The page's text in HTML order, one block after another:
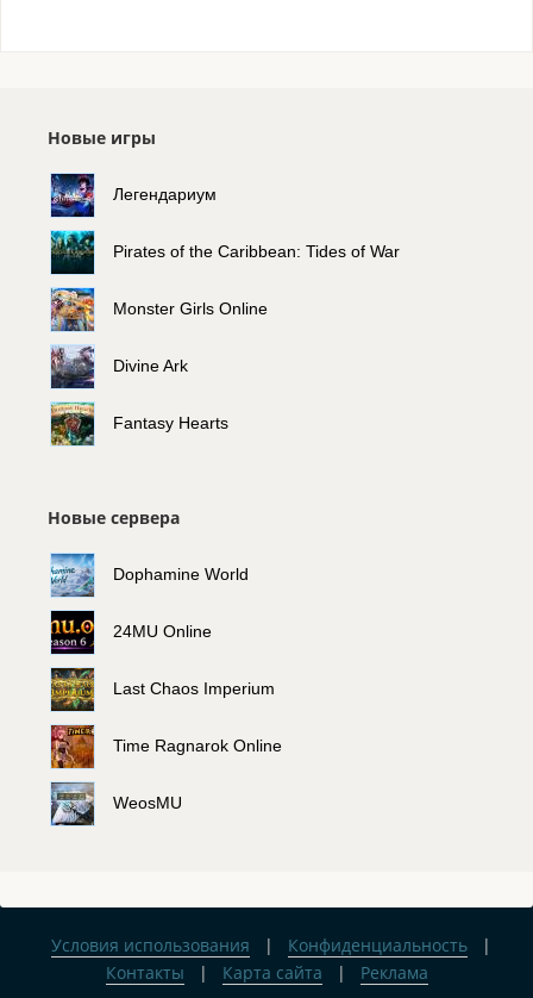
Новые игры
Легендариум
Pirates of the Caribbean: Tides of War
Monster Girls Online
Divine Ark
Fantasy Hearts
Новые сервера
Dophamine World
24MU Online
Last Chaos Imperium
Time Ragnarok Online
WeosMU
Условия использования | Конфиденциальность
|
Контакты
| Карта сайта | Реклама